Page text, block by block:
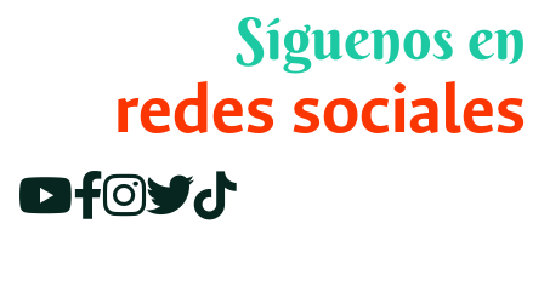
Síguenos en
redes sociales